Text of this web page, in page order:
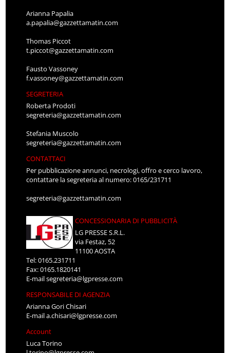
Arianna Papalia
a.papalia@gazzettamatin.com
Thomas Piccot
t.piccot@gazzettamatin.com
Fausto Vassoney
f.vassoney@gazzettamatin.com
SEGRETERIA
Roberta Prodoti
segreteria@gazzettamatin.com
Stefania Muscolo
segreteria@gazzettamatin.com
CONTATTACI
Per pubblicazione annunci, necrologi, offro e cerco lavoro,
contattare la segreteria al numero: 0165/231711
segreteria@gazzettamatin.com
CONCESSIONARIA DI PUBBLICITÀ
LG PRESSE S.R.L.
via Festaz, 52
11100 AOSTA
Tel: 0165.231711
Fax: 0165.1820141
E-mailsegreteria@lgpresse.com
RESPONSABILE DI AGENZIA
Arianna Gori Chisari
E-maila.chisari@lgpresse.com
Account
Luca Torino